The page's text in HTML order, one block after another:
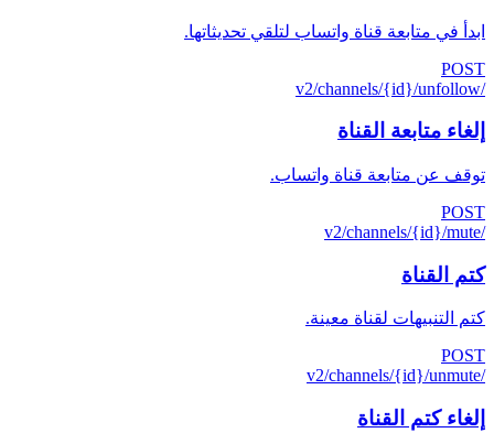
ابدأ في متابعة قناة واتساب لتلقي تحديثاتها.
POST
/v2/channels/{id}/unfollow
إلغاء متابعة القناة
توقف عن متابعة قناة واتساب.
POST
/v2/channels/{id}/mute
كتم القناة
كتم التنبيهات لقناة معينة.
POST
/v2/channels/{id}/unmute
إلغاء كتم القناة